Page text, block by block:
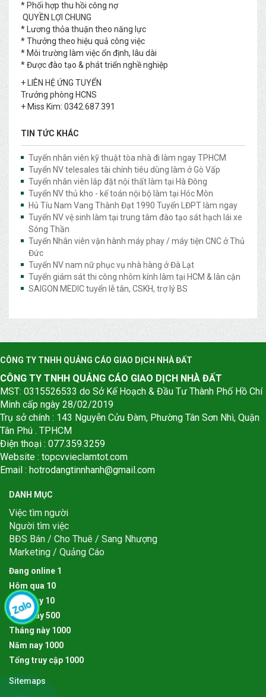
* Phối hợp thu hồi công nợ
QUYỀN LỢI CHUNG
* Lương thỏa thuận theo năng lực
* Thưởng theo hiệu quả công việc
* Môi trường làm việc ổn định, lâu dài
* Được đào tạo & phát triển nghề nghiệp
+ LIÊN HỆ ỨNG TUYỂN
Trưởng phòng HCNS
+ Miss Kim: 0342.687.391
TIN TỨC KHÁC
Tuyển nhân viên kỹ thuật tòa nhà đi làm ngay TPHCM
Tuyển NV telesales tài chính tiêu dùng làm ở Gò Vấp
Tuyển nhân viên lắp đặt nội thất làm tại Hà Đông
Tuyển NV thủ kho - kế toán nội bộ làm tại Hóc Môn
Hủ Tíu Nam Vang Thành Đạt 1990 Tuyển LĐPT làm ngay
Tuyển NV vệ sinh làm tại trung tâm đào tạo sát hạch lái xe
Sóng Thần
Tuyển Nhân viên vận hành máy phay / máy tiện CNC ở Thủ
Đức
Tuyển NV nam nữ phục vụ nhà hàng ở Đà Lạt
Tuyển giám sát thi công nhôm kính làm tại HCM & lân cận
SAIGON MEDIC tuyển lễ tân, CSKH, trợ lý BS
CÔNG TY TNHH QUẢNG CÁO GIAO DỊCH NHÀ ĐẤT
CÔNG TY TNHH QUẢNG CÁO GIAO DỊCH NHÀ ĐẤT
MST: 0315526533 do Sở Kế Hoạch & Đầu Tư Thành Phố Hồ Chí
Minh cấp ngày 28/02/2019
Trụ sở chính : 143 Nguyễn Cửu Đàm, Phường Tân Sơn Nhì, Quận
Tân Phú . TPHCM
Điện thoại : 077.359.3259
Website : topcvvieclamtot.com
Email : hotrodangtinnhanh@gmail.com
DANH MỤC
Việc tìm người
Người tìm việc
BĐS Bán / Cho Thuê / Sang Nhượng
Marketing / Quảng Cáo
Đang online 1
Hôm qua 10
Hôm nay 10
Tuần này500
Tháng này 1000
Năm nay 1000
Tổng truy cập 1000
Sitemaps